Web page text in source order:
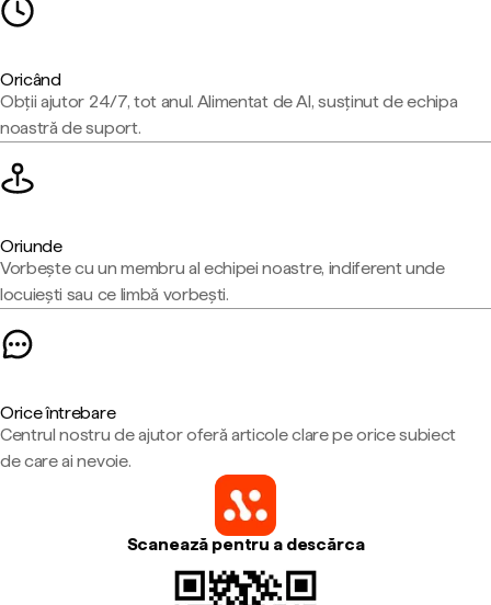
Oricând
Obții ajutor 24/7, tot anul. Alimentat de AI, susținut de echipa
noastră de suport.
Oriunde
Vorbește cu un membru al echipei noastre, indiferent unde
locuiești sau ce limbă vorbești.
Orice întrebare
Centrul nostru de ajutor oferă articole clare pe orice subiect
de care ai nevoie.
Scanează pentru a descărca